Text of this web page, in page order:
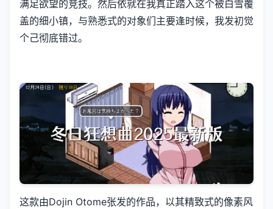
满足欲望的竞技​​。然后依就在我真正踏入这个被白雪覆
盖的细小镇，与熟悉式的对象们主要逢时候，我发初觉
个己彻底错过。
这款由Dojin Otome张发的作品，以其精致式的像素风